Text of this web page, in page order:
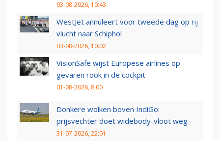
03-08-2026, 10:43
WestJet annuleert voor tweede dag op rij
vlucht naar Schiphol
03-08-2026, 10:02
VisionSafe wijst Europese airlines op
gevaren rook in de cockpit
01-08-2026, 8:00
Donkere wolken boven IndiGo:
prijsvechter doet widebody-vloot weg
31-07-2026, 22:01